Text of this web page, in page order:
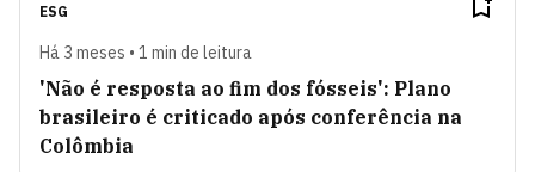
ESG
Há 3 meses • 1 min de leitura
'Não é resposta ao fim dos fósseis': Plano
brasileiro é criticado após conferência na
Colômbia